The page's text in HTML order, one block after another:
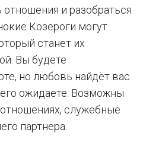
и разобраться
Козероги могут
станет их
Вы будете
но любовь найдёт вас
ожидаете. Возможны
служебные
партнера.